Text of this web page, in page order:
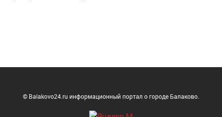
© Balakovo24.ru информационный портал о городе Балаково.